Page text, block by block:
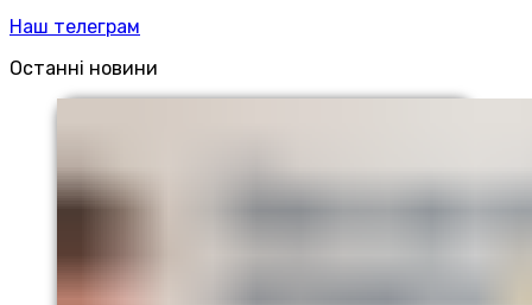
Наш телеграм
Останні новини